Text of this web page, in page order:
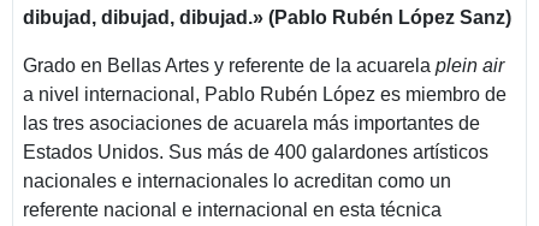
dibujad, dibujad, dibujad.» (Pablo Rubén López Sanz)
Grado en Bellas Artes y referente de la acuarela plein air
a nivel internacional, Pablo Rubén López es miembro de
las tres asociaciones de acuarela más importantes de
Estados Unidos. Sus más de 400 galardones artísticos
nacionales e internacionales lo acreditan como un
referente nacional e internacional en esta técnica